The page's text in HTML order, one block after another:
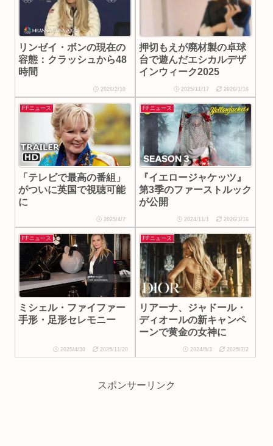
リンゼイ・ボンの現在の
容態：クラッシュから48
時間
2026/2/10
押切もえが廃材製の卓球
台で遊んだエシカルデザ
インウィーク2025
2025/11/17 2026/1/16
FFニュース
「テレビで最高の番組」
がついに英国で視聴可能
に
2025/4/7
FFニュース
『イエロージャケッツ』
第3季のファーストルック
が公開
2024/11/1 2026/1/16
FFニュース
ミシェル・ファイファー
手形・足形セレモニー
2025/4/30 2025/11/20
FFニュース
リアーナ、ジャドール・
ディオールの新キャンペ
ーンで黄金の女神に
2024/9/3 2025/7/2
スポンサーリンク